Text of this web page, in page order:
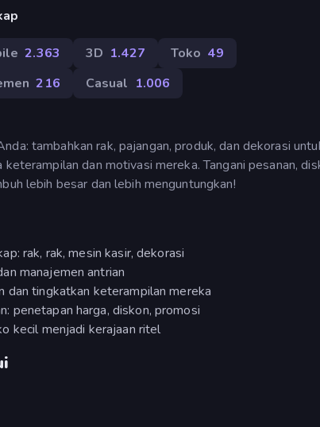
2.363 3D 1.427 Toko 49
216 Casual 1.006
tambahkan rak, pajangan, produk, dan dekorasi
dan motivasi mereka. Tangani pesanan,
lebih besar dan lebih menguntungkan!
rak, rak, mesin kasir, dekorasi
manajemen antrian
dan tingkatkan keterampilan mereka
penetapan harga, diskon, promosi
kecil menjadi kerajaan ritel